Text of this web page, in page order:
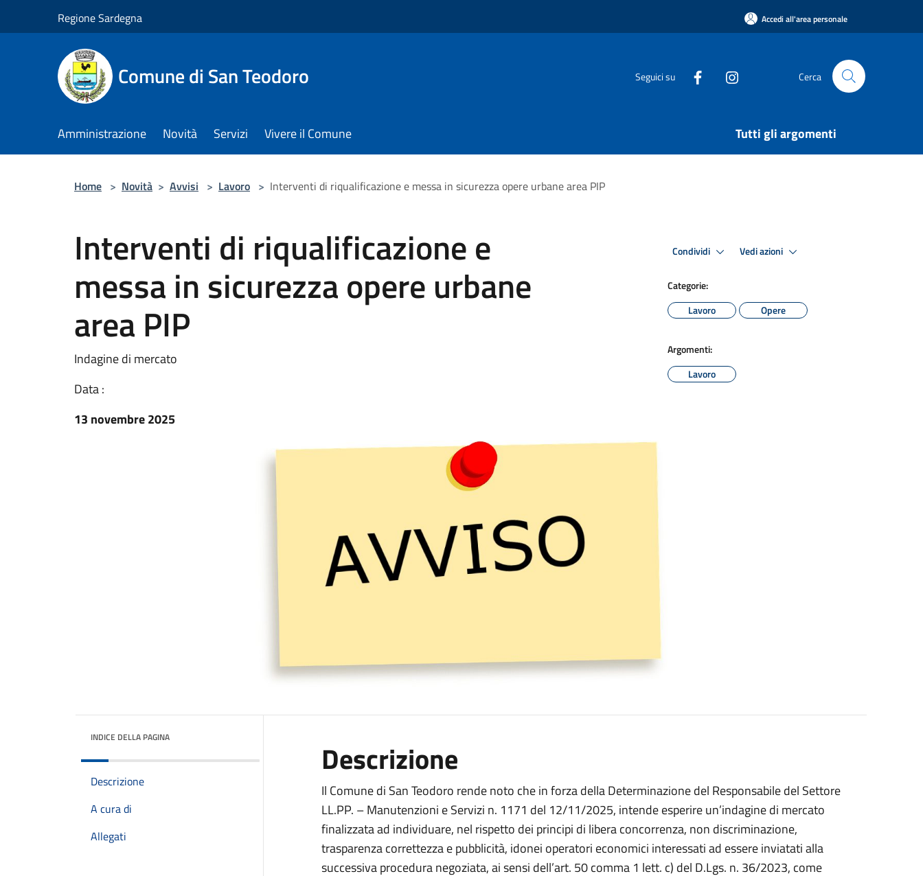
Regione Sardegna Accedi all'area personale
Comune di San Teodoro Seguici su Cerca
Amministrazione Novità Servizi Vivere il Comune Tutti gli argomenti
Home > Novità > Avvisi > Lavoro > Interventi di riqualificazione e messa in sicurezza opere urbane area PIP
Interventi di riqualificazione e
messa in sicurezza opere urbane
area PIP
Indagine di mercato
Data :
13 novembre 2025
Condividi Vedi azioni
Categorie:
Lavoro
Opere
Argomenti:
Lavoro
INDICE DELLA PAGINA
Descrizione
A cura di
Allegati
Descrizione
Il Comune di San Teodoro rende noto che in forza della Determinazione del Responsabile del Settore
LL.PP. – Manutenzioni e Servizi n. 1171 del 12/11/2025, intende esperire un’indagine di mercato
finalizzata ad individuare, nel rispetto dei principi di libera concorrenza, non discriminazione,
trasparenza correttezza e pubblicità, idonei operatori economici interessati ad essere inviatati alla
successiva procedura negoziata, ai sensi dell’art. 50 comma 1 lett. c) del D.Lgs. n. 36/2023, come